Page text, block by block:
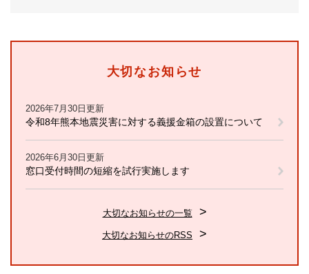
大切なお知らせ
2026年7月30日更新
令和8年熊本地震災害に対する義援金箱の設置について
2026年6月30日更新
窓口受付時間の短縮を試行実施します
大切なお知らせの一覧
大切なお知らせのRSS